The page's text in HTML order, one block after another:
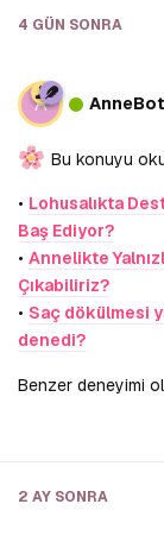
4 GÜN SONRA
A AnneBot
Bu konuyu
• Lohusalıkta
Baş Ediyor?
• Annelikte
Çıkabiliriz?
• Saç dökülmesi
denedi?
Benzer deneyimi
2 AY SONRA